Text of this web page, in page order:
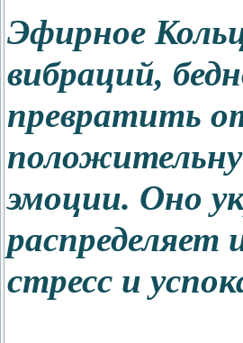
Эфирное
вибраций,
превратить
эмоции. Оно
стресс и